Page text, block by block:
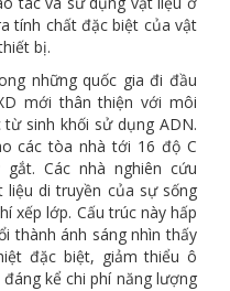
tính chất đặc biệt của vật
bị.
những quốc gia đi đầu
mới thân thiện với môi
sinh khối sử dụng ADN.
các tòa nhà tới 16 độ C
Các nhà nghiên cứu
di truyền của sự sống
xếp lớp. Cấu trúc này hấp
thành ánh sáng nhìn thấy
đặc biệt, giảm thiểu ô
kể chi phí năng lượng